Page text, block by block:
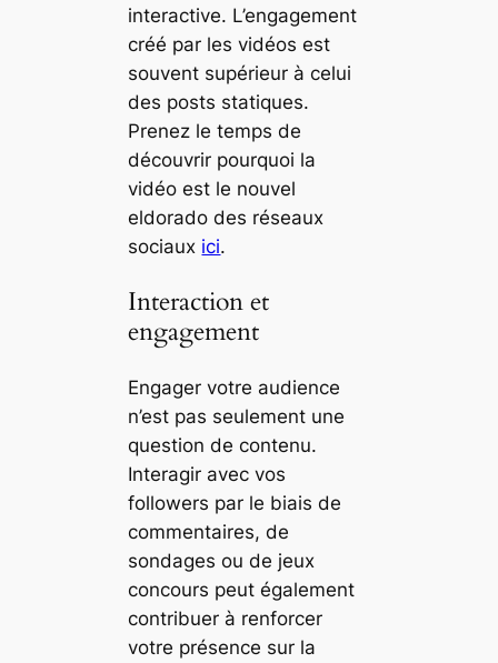
interactive. L’engagement
créé par les vidéos est
souvent supérieur à celui
des posts statiques.
Prenez le temps de
découvrir pourquoi la
vidéo est le nouvel
eldorado des réseaux
sociaux ici.
Interaction et
engagement
Engager votre audience
n’est pas seulement une
question de contenu.
Interagir avec vos
followers par le biais de
commentaires, de
sondages ou de jeux
concours peut également
contribuer à renforcer
votre présence sur la